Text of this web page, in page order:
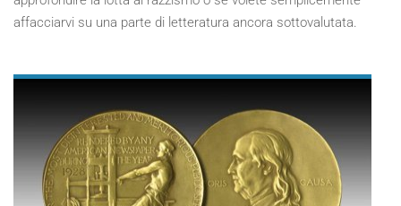
affacciarvi su una parte di letteratura ancora sottovalutata.